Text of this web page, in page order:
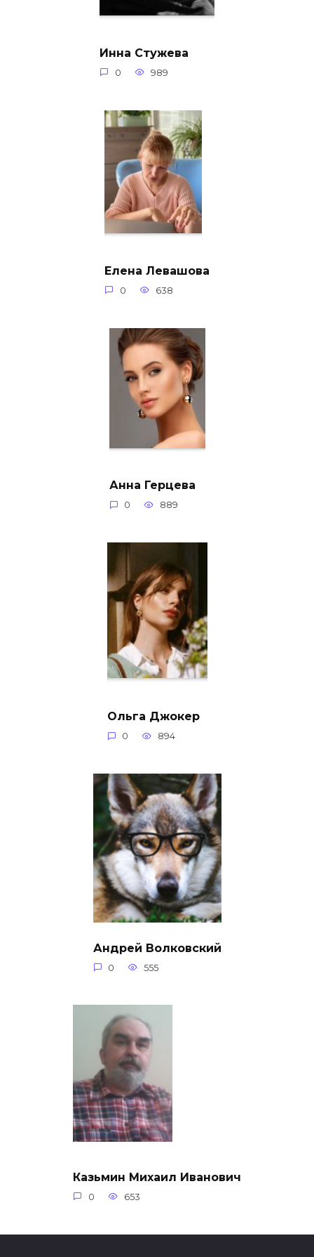
Инна Стужева
0 989
Елена Левашова
0 638
Анна Герцева
0 889
Ольга Джокер
0 894
Андрей Волковский
0 555
Казьмин Михаил Иванович
0 653